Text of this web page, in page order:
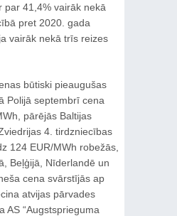
par 41,4% vairāk nekā
pret 2020. gada
vairāk nekā trīs reizes
būtiski pieaugušas
Polijā septembrī cena
pārējās Baltijas
4. tirdzniecības
124 EUR/MWh robežās,
Beļģijā, Nīderlandē un
cena svārstījās ap
atvijas pārvades
AS “Augstsprieguma